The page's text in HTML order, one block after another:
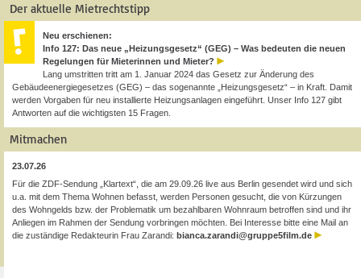
Der aktuelle Mietrechtstipp
Neu erschienen:
Info 127: Das neue „Heizungsgesetz“ (GEG) – Was bedeuten die neuen
Regelungen für Mieterinnen und Mieter?
Lang umstritten tritt am 1. Januar 2024 das Gesetz zur Änderung des
Gebäudeenergiegesetzes (GEG) – das sogenannte „Heizungsgesetz“ – in Kraft. Damit
werden Vorgaben für neu installierte Heizungsanlagen eingeführt. Unser Info 127 gibt
Antworten auf die wichtigsten 15 Fragen.
Mitmachen
23.07.26
Für die ZDF-Sendung „Klartext“, die am 29.09.26 live aus Berlin gesendet wird und sich
u.a. mit dem Thema Wohnen befasst, werden Personen gesucht, die von Kürzungen
des Wohngelds bzw. der Problematik um bezahlbaren Wohnraum betroffen sind und ihr
Anliegen im Rahmen der Sendung vorbringen möchten. Bei Interesse bitte eine Mail an
die zuständige Redakteurin Frau Zarandi: bianca.zarandi@gruppe5film.de